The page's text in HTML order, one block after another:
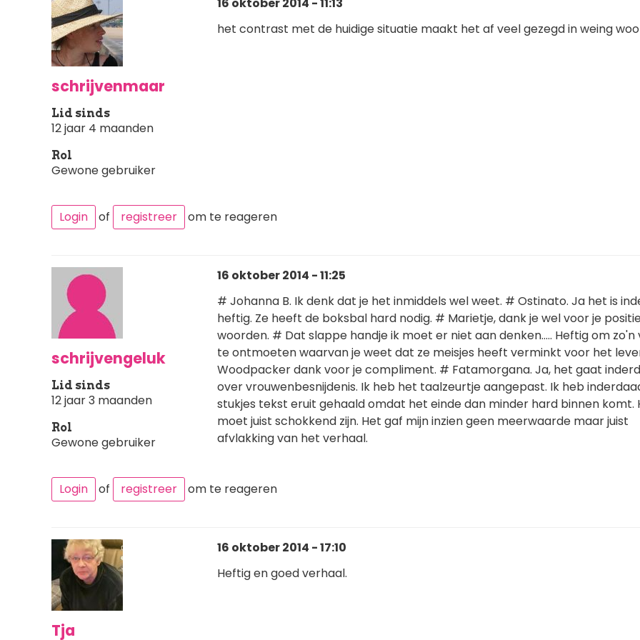
schrijvenmaar
Lid sinds
12 jaar 4 maanden
Rol
Gewone gebruiker
het contrast met de huidige situatie maakt het af veel gezegd in weing
Login of registreer om te reageren
schrijvengeluk
Lid sinds
12 jaar 3 maanden
Rol
Gewone gebruiker
16 oktober 2014 - 11:25
# Johanna B. Ik denk dat je het inmiddels wel weet. # Ostinato. Ja het is
heftig. Ze heeft de boksbal hard nodig. # Marietje, dank je wel voor je
woorden. # Dat slappe handje ik moet er niet aan denken..... Heftig om zo'n
te ontmoeten waarvan je weet dat ze meisjes heeft verminkt voor het
Woodpacker dank voor je compliment. # Fatamorgana. Ja, het gaat
over vrouwenbesnijdenis. Ik heb het taalzeurtje aangepast. Ik heb
stukjes tekst eruit gehaald omdat het einde dan minder hard binnen komt.
moet juist schokkend zijn. Het gaf mijn inzien geen meerwaarde maar juist
afvlakking van het verhaal.
Login of registreer om te reageren
Tja
16 oktober 2014 - 17:10
Heftig en goed verhaal.